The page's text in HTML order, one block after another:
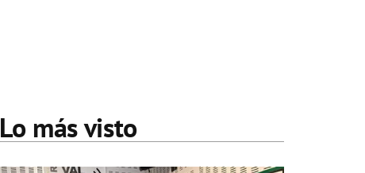
Lo más visto